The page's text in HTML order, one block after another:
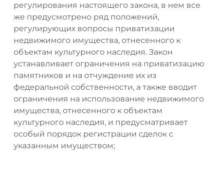
регулирования настоящего закона, в нем все
же предусмотрено ряд положений,
регулирующих вопросы приватизации
недвижимого имущества, отнесенного к
объектам культурного наследия. Закон
устанавливает ограничения на приватизацию
памятников и на отчуждение их из
федеральной собственности, а также вводит
ограничения на использование недвижимого
имущества, отнесенного к объектам
культурного наследия, и предусматривает
особый порядок регистрации сделок с
указанным имуществом;